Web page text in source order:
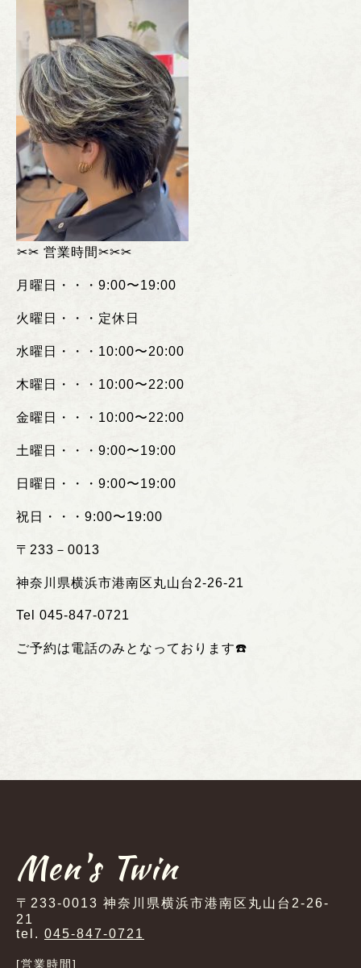
︎✂︎✂︎ 営業時間✂︎✂︎✂︎
月曜日・・・ 9:00〜19:00
火曜日・・・定休日
水曜日・・・ 10:00〜20:00
木曜日・・・ 10:00〜22:00
金曜日・・・ 10:00〜22:00
土曜日・・・ 9:00〜19:00
日曜日・・・ 9:00〜19:00
祝日・・・ 9:00〜19:00
〒 233 － 0013
神奈川県横浜市港南区丸山台 2-26-21
Tel 045-847-0721
ご予約は電話のみとなっております☎️
Men's Twin
〒233-0013 神奈川県横浜市港南区丸山台2-26-
21
tel. 045-847-0721
[営業時間]